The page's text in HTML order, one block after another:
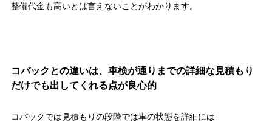
整備代金も高いとは言えないことがわかります。
コバックとの違いは、車検が通りまでの詳細な見積もり
だけでも出してくれる点が良心的
コバックでは見積もりの段階では車の状態を詳細には